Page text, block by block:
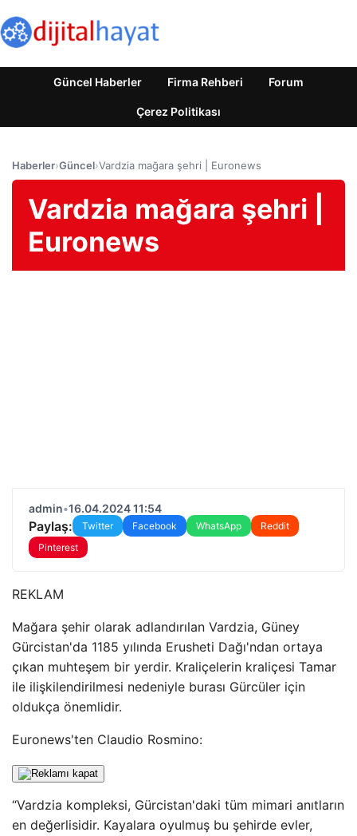
Güncel Haberler Firma Rehberi Forum
Çerez Politikası
Haberler›Güncel›Vardzia mağara şehri | Euronews
Vardzia mağara şehri |
Euronews
admin•16.04.2024 11:54
Paylaş: Twitter Facebook WhatsApp
Reddit
Pinterest
REKLAM
Mağara şehir olarak adlandırılan Vardzia, Güney
Gürcistan'da 1185 yılında Erusheti Dağı'ndan ortaya
çıkan muhteşem bir yerdir. Kraliçelerin kraliçesi Tamar
ile ilişkilendirilmesi nedeniyle burası Gürcüler için
oldukça önemlidir.
Euronews'ten Claudio Rosmino:
“Vardzia kompleksi, Gürcistan'daki tüm mimari anıtların
en değerlisidir. Kayalara oyulmuş bu şehirde evler,